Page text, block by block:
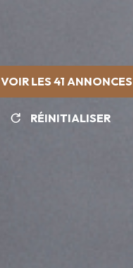
VOIR LES41ANNONCES
RÉINITIALISER